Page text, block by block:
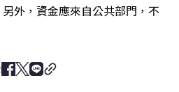
外，資金應來自公共部門，不